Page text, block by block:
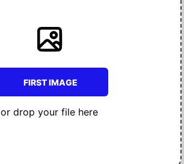
FIRST IMAGE
or drop your file here